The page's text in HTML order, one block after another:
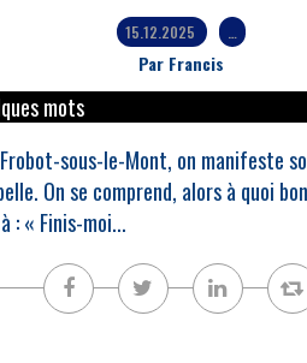
15.12.2025
Par Francis
sous-le-Mont, on manifeste
On se comprend, alors à quoi
: « Finis-moi...